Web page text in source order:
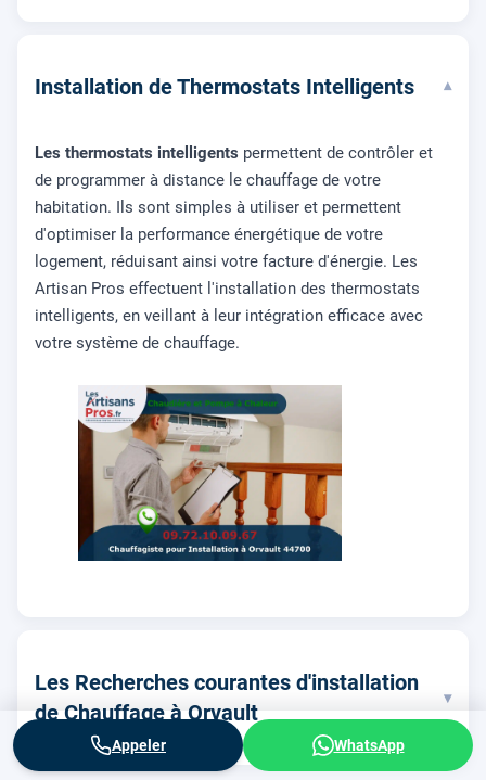
Installation de Thermostats Intelligents ▾
Les thermostats intelligents permettent de contrôler et
de programmer à distance le chauffage de votre
habitation. Ils sont simples à utiliser et permettent
d'optimiser la performance énergétique de votre
logement, réduisant ainsi votre facture d'énergie. Les
Artisan Pros effectuent l'installation des thermostats
intelligents, en veillant à leur intégration efficace avec
votre système de chauffage.
Les Recherches courantes d'installation
de Chauffage à Orvault
▾
Appeler WhatsApp